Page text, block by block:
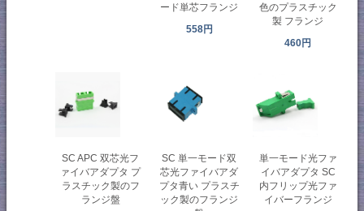
ード単芯フランジ
558円
色のプラスチック
製 フランジ
460円
SC APC 双芯光フ
ァイバアダプタ プ
ラスチック製のフ
ランジ盤
SC 単一モード双
芯光ファイバアダ
プタ青い プラスチ
ック製のフランジ
単一モード光ファ
イバアダプタ SC
内フリップ光ファ
イバーフランジ